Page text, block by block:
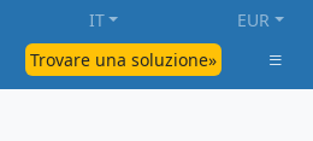
Trovare una soluzione»
IT EUR